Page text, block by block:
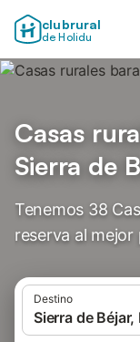
clubrural
de Holidu
Casas
Sierra de
Tenemos 38
reserva al mejor
Destino
Sierra de Béjar,